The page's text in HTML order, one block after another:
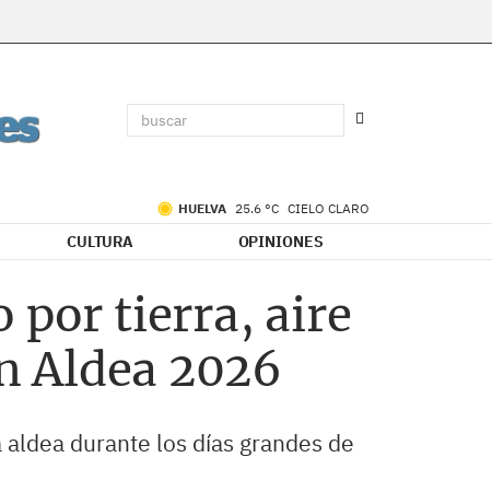
HUELVA 25.6 °C CIELO CLARO
CULTURA OPINIONES
por tierra, aire
Aldea 2026
durante los días grandes de